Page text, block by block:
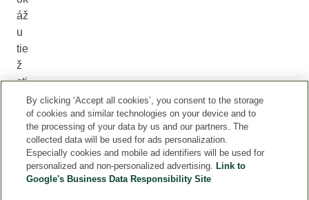
áž
u
tie
ž
sti
ov
ys
By clicking ‘Accept all cookies’, you consent to the storage
of cookies and similar technologies on your device and to
the processing of your data by us and our partners. The
collected data will be used for ads personalization.
Especially cookies and mobile ad identifiers will be used for
personalized and non-personalized advertising. Link to
Google's Business Data Responsibility Site